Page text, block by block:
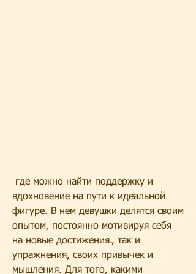
вдохновение на пути к идеальной
фигуре. В нем девушки делятся своим
опытом, постоянно мотивируя себя
на новые достижения., так и
упражнения, своих привычек и
мышления. Для того, какими